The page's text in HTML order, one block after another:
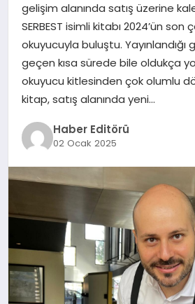
EĞITIM
MAGAZIN
SPOR
YAŞAM
gelişim alanında satış üzerine
SERBEST isimli kitabı 2024’ün son
okuyucuyla buluştu.
geçen kısa sürede bile oldukça
okuyucu kitlesinden çok olumlu
kitap, satış alanında yeni…
Haber Editörü
02 Ocak 2025